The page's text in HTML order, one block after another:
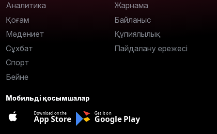
Аналитика
Қоғам
Мәдениет
Сұхбат
Спорт
Бейне
Жарнама
Байланыс
Құпиялылық
Пайдалану ережесі
Мобильді қосымшалар
Download on the
App Store
Get it on
Google Play